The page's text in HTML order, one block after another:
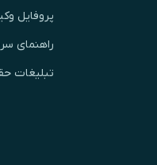
پروفایل
راهنمای
تبلیغات